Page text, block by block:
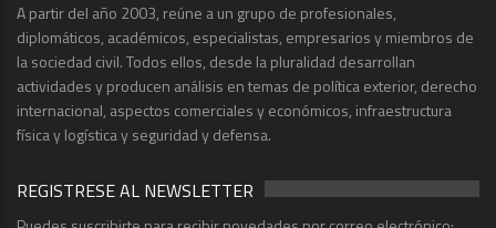
A partir del año 2003, reúne a un grupo de profesionales,
diplomáticos, académicos, especialistas, empresarios y miembros de
la sociedad civil. Todos ellos, desde la pluralidad desarrollan
actividades y producen análisis en temas de política exterior, derecho
internacional, aspectos comerciales y económicos, infraestructura
física y logística y seguridad y defensa.
REGISTRESE AL NEWSLETTER